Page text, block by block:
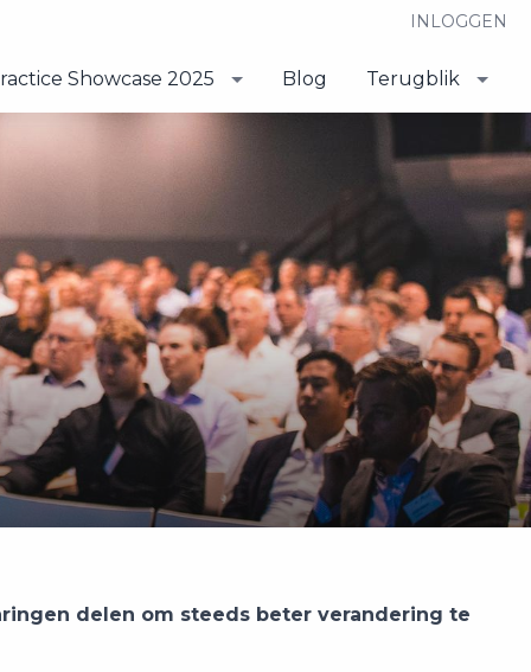
INLOGGEN
Showcase 2025 Blog Terugblik
delen om steeds beter verandering te